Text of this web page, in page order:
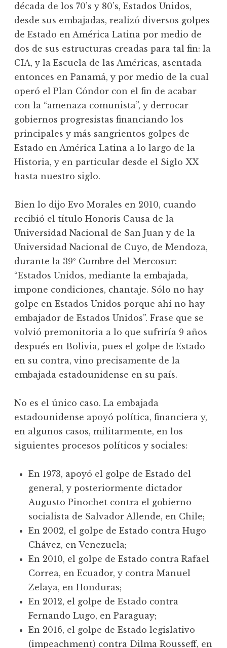
década de los 70’s y 80’s, Estados Unidos,
desde sus embajadas, realizó diversos golpes
de Estado en América Latina por medio de
dos de sus estructuras creadas para tal fin: la
CIA, y la Escuela de las Américas, asentada
entonces en Panamá, y por medio de la cual
operó el Plan Cóndor con el fin de acabar
con la “amenaza comunista”, y derrocar
gobiernos progresistas financiando los
principales y más sangrientos golpes de
Estado en América Latina a lo largo de la
Historia, y en particular desde el Siglo XX
hasta nuestro siglo.
Bien lo dijo Evo Morales en 2010, cuando
recibió el título Honoris Causa de la
Universidad Nacional de San Juan y de la
Universidad Nacional de Cuyo, de Mendoza,
durante la 39º Cumbre del Mercosur:
“Estados Unidos, mediante la embajada,
impone condiciones, chantaje. Sólo no hay
golpe en Estados Unidos porque ahí no hay
embajador de Estados Unidos”. Frase que se
volvió premonitoria a lo que sufriría 9 años
después en Bolivia, pues el golpe de Estado
en su contra, vino precisamente de la
embajada estadounidense en su país.
No es el único caso. La embajada
estadounidense apoyó política, financiera y,
en algunos casos, militarmente, en los
siguientes procesos políticos y sociales:
En 1973, apoyó el golpe de Estado del
general, y posteriormente dictador
Augusto Pinochet contra el gobierno
socialista de Salvador Allende, en Chile;
En 2002, el golpe de Estado contra Hugo
Chávez, en Venezuela;
En 2010, el golpe de Estado contra Rafael
Correa, en Ecuador, y contra Manuel
Zelaya, en Honduras;
En 2012, el golpe de Estado contra
Fernando Lugo, en Paraguay;
En 2016, el golpe de Estado legislativo
(impeachment) contra Dilma Rousseff, en